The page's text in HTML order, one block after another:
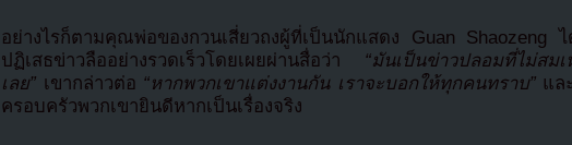
อย่างไรก็ตามคุณพ่อของกวนเสี่ยวถงผู้ที่เป็นนักแสดง Guan Shaozeng
ปฏิเสธข่าวลืออย่างรวดเร็วโดยเผยผ่านสื่อว่า “มันเป็นข่าวปลอมที่ไม่สม
เลย” เขากล่าวต่อ “หากพวกเขาแต่งงานกัน เราจะบอกให้ทุกคนทราบ”และ
ครอบครัวพวกเขายินดีหากเป็นเรื่องจริง